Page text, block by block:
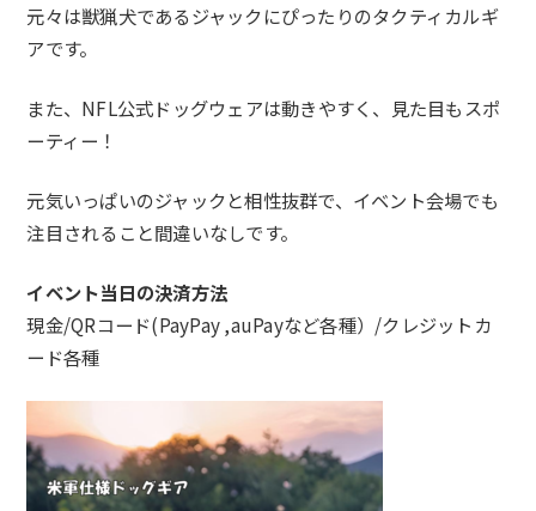
元々は獣猟犬であるジャックにぴったりのタクティカルギ
アです。
また、NFL公式ドッグウェアは動きやすく、見た目もスポ
ーティー！
元気いっぱいのジャックと相性抜群で、イベント会場でも
注目されること間違いなしです。
イベント当日の決済方法
現金/QRコード(PayPay ,auPayなど各種）/クレジットカ
ード各種